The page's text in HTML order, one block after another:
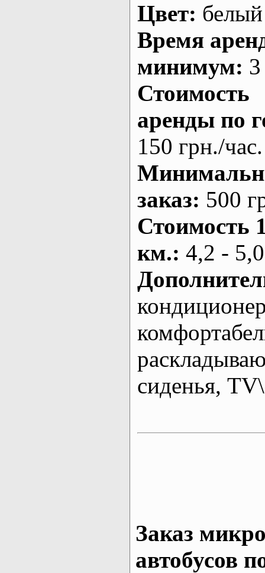
Цвет: белый
Время
минимум:
Стоимость
аренды по
150 грн./час.
заказ: 500
Стоимость
км.: 4,2 -
сиденья,
Заказ
автобусов